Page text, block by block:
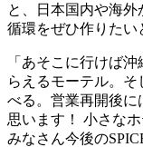
と、日本国内や海外
循環をぜひ作りたい
「あそこに行けば
らえるモーテル。そ
べる。営業再開後に
思います！ 小さな
みなさん今後の